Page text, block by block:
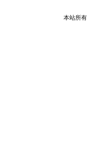
本站所